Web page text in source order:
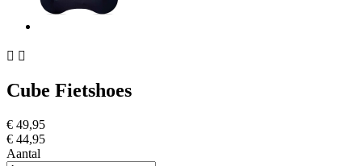
 
Cube Fietshoes
€ 49,95
€ 44,95
Aantal